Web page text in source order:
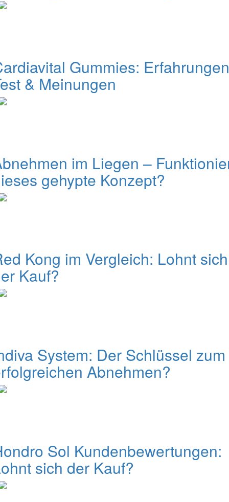
Gummies:
& Meinungen
im Liegen –
gehypte Konzept?
Kong im Vergleich: Lohnt sich
Kauf?
System: Der Schlüssel zum
Abnehmen?
Sol Kundenbewertungen:
sich der Kauf?